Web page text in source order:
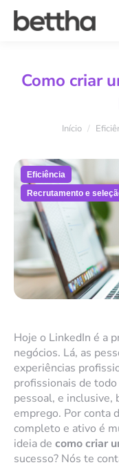
Como criar
Você está
Início
Eficiência
Recrutamento e
Hoje o LinkedIn é a
negócios. Lá, as
experiências
profissionais de
pessoal, e inclusive,
emprego. Por conta
completo e ativo é
ideia de como criar
sucesso? Nós te